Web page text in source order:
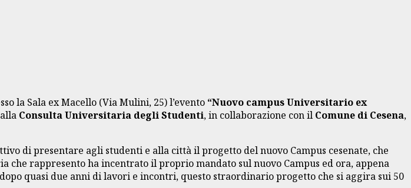
la Sala ex Macello (Via Mulini, 25) l’evento “Nuovo campus Universitario ex
Consulta Universitaria degli Studenti, in collaborazione con il Comune di Cesena,
di presentare agli studenti e alla città il progetto del nuovo Campus cesenate, che
che rappresento ha incentrato il proprio mandato sul nuovo Campus ed ora, appena
quasi due anni di lavori e incontri, questo straordinario progetto che si aggira sui 50